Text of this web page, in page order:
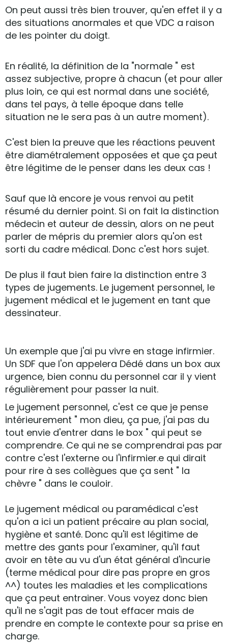
On peut aussi très bien trouver, qu'en effet il y a
des situations anormales et que VDC a raison
de les pointer du doigt.
En réalité, la définition de la "normale " est
assez subjective, propre à chacun (et pour aller
plus loin, ce qui est normal dans une société,
dans tel pays, à telle époque dans telle
situation ne le sera pas à un autre moment).
C'est bien la preuve que les réactions peuvent
être diamétralement opposées et que ça peut
être légitime de le penser dans les deux cas !
Sauf que là encore je vous renvoi au petit
résumé du dernier point. Si on fait la distinction
médecin et auteur de dessin, alors on ne peut
parler de mépris du premier alors qu'on est
sorti du cadre médical. Donc c'est hors sujet.
De plus il faut bien faire la distinction entre 3
types de jugements. Le jugement personnel, le
jugement médical et le jugement en tant que
dessinateur.
Un exemple que j'ai pu vivre en stage infirmier.
Un SDF que l'on appelera Dédé dans un box aux
urgence, bien connu du personnel car il y vient
régulièrement pour passer la nuit.
Le jugement personnel, c'est ce que je pense
intérieurement " mon dieu, ça pue, j'ai pas du
tout envie d'entrer dans le box " qui peut se
comprendre. Ce qui ne se comprendrai pas par
contre c'est l'externe ou l'infirmier.e qui dirait
pour rire à ses collègues que ça sent " la
chèvre " dans le couloir.
Le jugement médical ou paramédical c'est
qu'on a ici un patient précaire au plan social,
hygiène et santé. Donc qu'il est légitime de
mettre des gants pour l'examiner, qu'il faut
avoir en tête au vu d'un état général d'incurie
(terme médical pour dire pas propre en gros
^^) toutes les maladies et les complications
que ça peut entrainer. Vous voyez donc bien
qu'il ne s'agit pas de tout effacer mais de
prendre en compte le contexte pour sa prise en
charge.